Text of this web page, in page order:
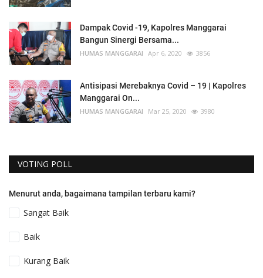
Dampak Covid -19, Kapolres Manggarai
Bangun Sinergi Bersama...
HUMAS MANGGARAI Apr 6, 2020 3856
Antisipasi Merebaknya Covid – 19 | Kapolres
Manggarai On...
HUMAS MANGGARAI Mar 25, 2020 3980
VOTING POLL
Menurut anda, bagaimana tampilan terbaru kami?
Sangat Baik
Baik
Kurang Baik